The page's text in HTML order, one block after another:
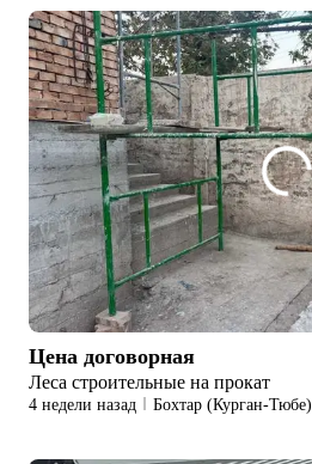
Цена договорная
Леса строительные на прокат
4 недели назад Бохтар (Курган-Тюбе)